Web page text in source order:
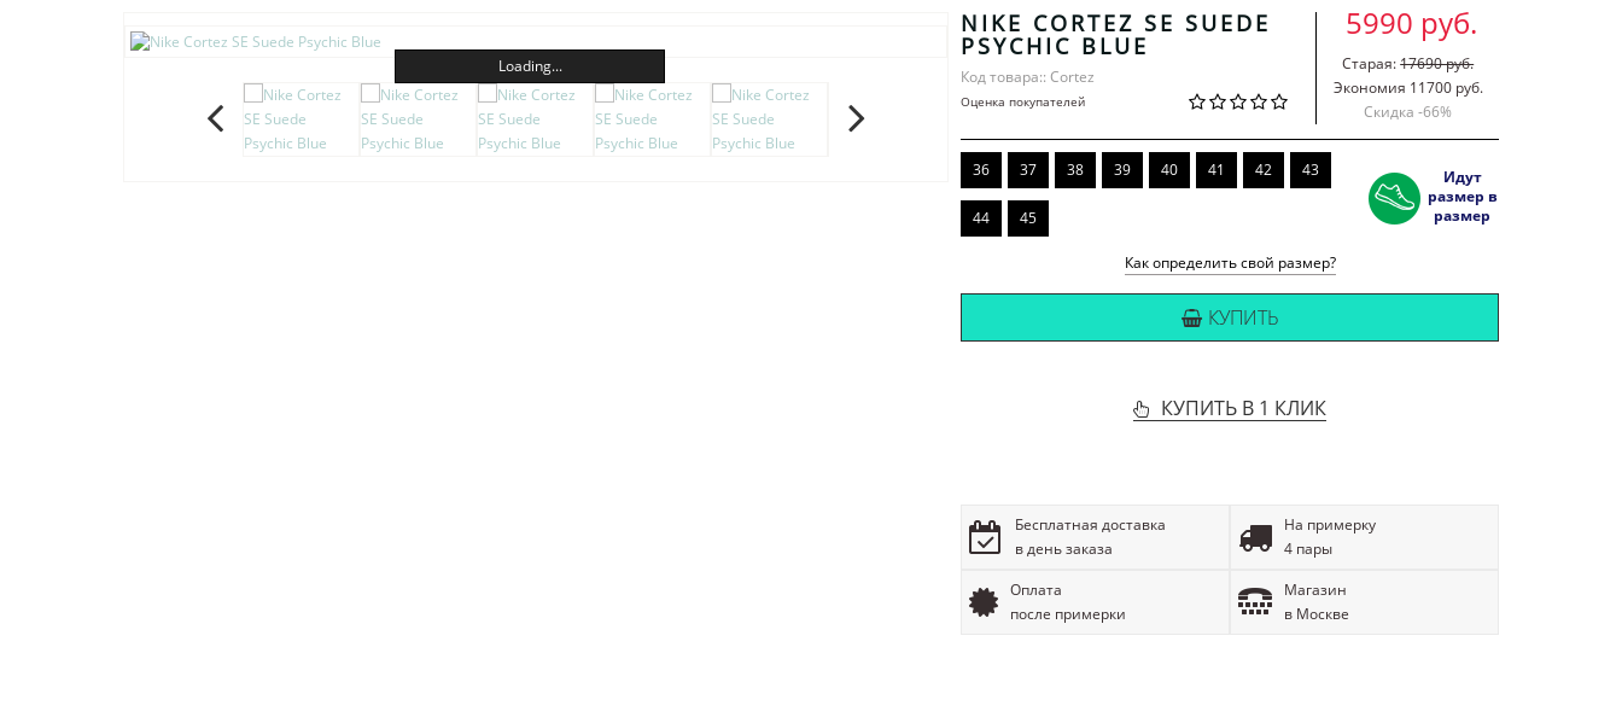
Loading...
NIKE CORTEZ SE SUEDE
PSYCHIC BLUE
Код товара:: Cortez
Оценка покупателей
5990 руб.
Старая:17690 руб.
Экономия 11700 руб.
Скидка -66%
36 37 38 39 40 41 42 43
44 45
Идут
размер в
размер
Как определить свой размер?
КУПИТЬ
КУПИТЬ В 1 КЛИК
Бесплатная доставка
в день заказа
На примерку
4 пары
Оплата
после примерки
Магазин
в Москве